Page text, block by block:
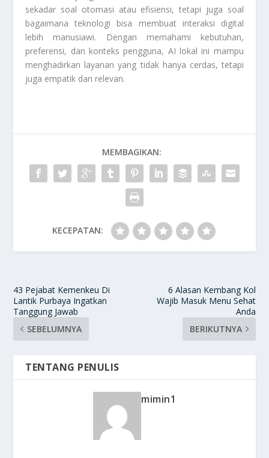
sekadar soal otomasi atau efisiensi, tetapi juga soal
bagaimana teknologi bisa membuat interaksi digital
lebih manusiawi. Dengan memahami kebutuhan,
preferensi, dan konteks pengguna, AI lokal ini mampu
menghadirkan layanan yang tidak hanya cerdas, tetapi
juga empatik dan relevan.
MEMBAGIKAN:
KECEPATAN:
43 Pejabat Kemenkeu Di
Lantik Purbaya Ingatkan
Tanggung Jawab
SEBELUMNYA
6 Alasan Kembang Kol
Wajib Masuk Menu Sehat
Anda
BERIKUTNYA
TENTANG PENULIS
mimin1